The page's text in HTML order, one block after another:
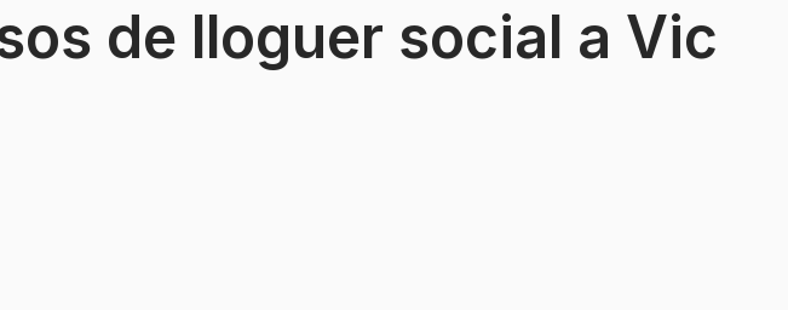
de lloguer social a Vic